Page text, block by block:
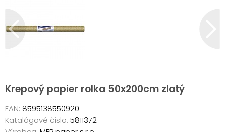
Krepový papier rolka 50x200cm zlatý
EAN: 8595138550920
Katalógové čislo: 5811372